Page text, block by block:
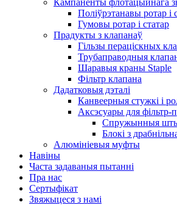
Кампаненты флотацыйнага
Поліўрэтанавы ротар і
Гумовы ротар і статар
Прадукты з клапанаў
Гільзы пераціскных
Трубаправодныя
Шаравыя краны Staple
Фільтр клапана
Дадатковыя дэталі
Канвеерныя стужкі і
Аксэсуары для фільтр-
Спружынныя
Блокі з
Алюмініевыя муфты
Навіны
Часта задаваныя пытанні
Пра нас
Сертыфікат
Звяжыцеся з намі